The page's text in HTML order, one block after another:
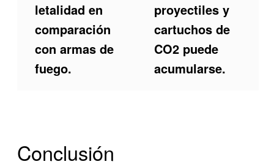
letalidad en
comparación
con armas de
fuego.
proyectiles y
cartuchos de
CO2 puede
acumularse.
Conclusión